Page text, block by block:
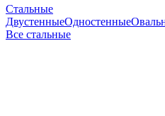
Стальные
ДвустенныеОдностенные
Все стальные